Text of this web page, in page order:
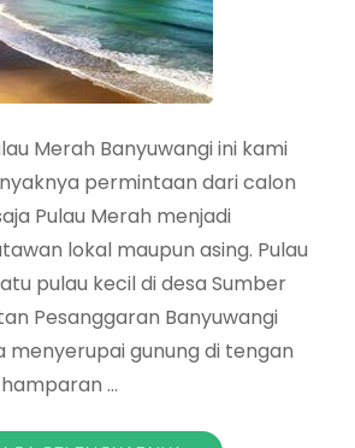
Merah Banyuwangi ini kami
permintaan dari calon
Pulau Merah menjadi
lokal maupun asing. Pulau
pulau kecil di desa Sumber
Pesanggaran Banyuwangi
menyerupai gunung di tengan
…